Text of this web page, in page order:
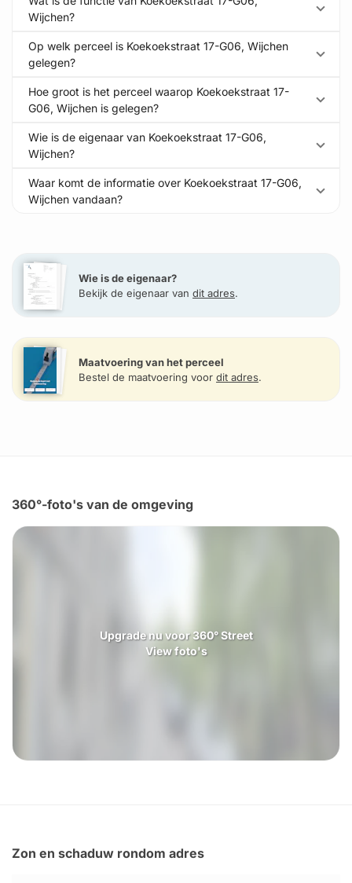
Wijchen?
Op welk perceel is Koekoekstraat 17-G06, Wijchen
gelegen?
Hoe groot is het perceel waarop Koekoekstraat 17-
G06, Wijchen is gelegen?
Wie is de eigenaar van Koekoekstraat 17-G06,
Wijchen?
Waar komt de informatie over Koekoekstraat 17-G06,
Wijchen vandaan?
Wie is de eigenaar?
Bekijk de eigenaar van dit adres.
Maatvoering van het perceel
Bestel de maatvoering voor dit adres.
360°-foto's van de omgeving
Upgrade nu voor 360° Street
View foto's
Zon en schaduw rondom adres